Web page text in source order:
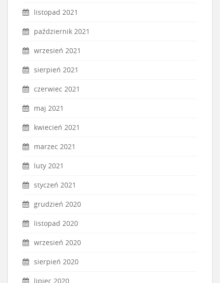
listopad 2021
październik 2021
wrzesień 2021
sierpień 2021
czerwiec 2021
maj 2021
kwiecień 2021
marzec 2021
luty 2021
styczeń 2021
grudzień 2020
listopad 2020
wrzesień 2020
sierpień 2020
lipiec 2020